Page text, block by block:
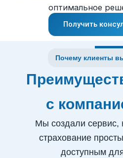
оптимальное
Получить
Почему клиенты
с
Мы создали сервис,
страхование
доступным